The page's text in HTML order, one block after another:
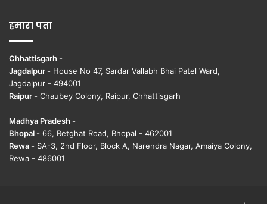
हमारा पता
Chhattisgarh -
Jagdalpur - House No 47, Sardar Vallabh Bhai Patel Ward,
Jagdalpur - 494001
Raipur - Chaubey Colony, Raipur, Chhattisgarh
Madhya Pradesh -
Bhopal - 66, Retghat Road, Bhopal - 462001
Rewa - SA-3, 2nd Floor, Block A, Narendra Nagar, Amaiya Colony,
Rewa - 486001